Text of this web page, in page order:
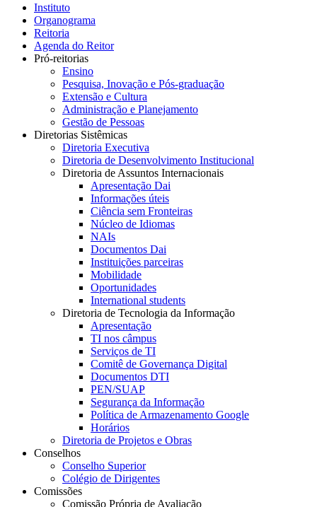
Instituto
Organograma
Reitoria
Agenda do Reitor
Pró-reitorias
Ensino
Pesquisa, Inovação e Pós-graduação
Extensão e Cultura
Administração e Planejamento
Gestão de Pessoas
Diretorias Sistêmicas
Diretoria Executiva
Diretoria de Desenvolvimento Institucional
Diretoria de Assuntos Internacionais
Apresentação Dai
Informações úteis
Ciência sem Fronteiras
Núcleo de Idiomas
NAIs
Documentos Dai
Instituições parceiras
Mobilidade
Oportunidades
International students
Diretoria de Tecnologia da Informação
Apresentação
TI nos câmpus
Serviços de TI
Comitê de Governança Digital
Documentos DTI
PEN/SUAP
Segurança da Informação
Política de Armazenamento Google
Horários
Diretoria de Projetos e Obras
Conselhos
Conselho Superior
Colégio de Dirigentes
Comissões
Comissão Própria de Avaliação